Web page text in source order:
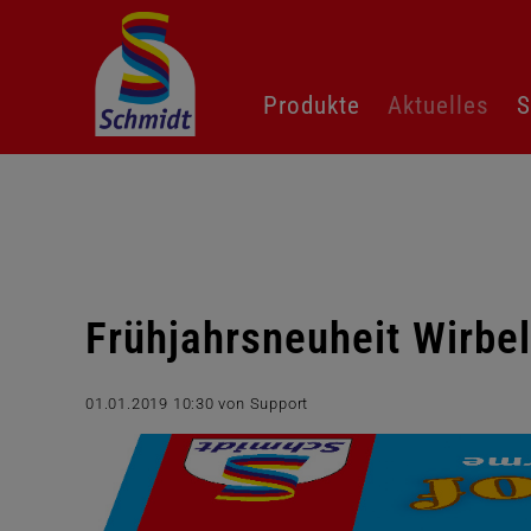
überspringen
Produkte Aktuelles
Frühjahrsneuheit
01.01.2019 10:30 von Support